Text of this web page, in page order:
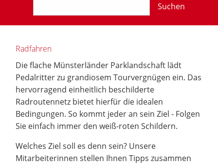
Suchen
Radfahren
Die flache Münsterländer Parklandschaft lädt
Pedalritter zu grandiosem Tourvergnügen ein. Das
hervorragend einheitlich beschilderte
Radroutennetz bietet hierfür die idealen
Bedingungen. So kommt jeder an sein Ziel - Folgen
Sie einfach immer den weiß-roten Schildern.
Welches Ziel soll es denn sein? Unsere
Mitarbeiterinnen stellen Ihnen Tipps zusammen